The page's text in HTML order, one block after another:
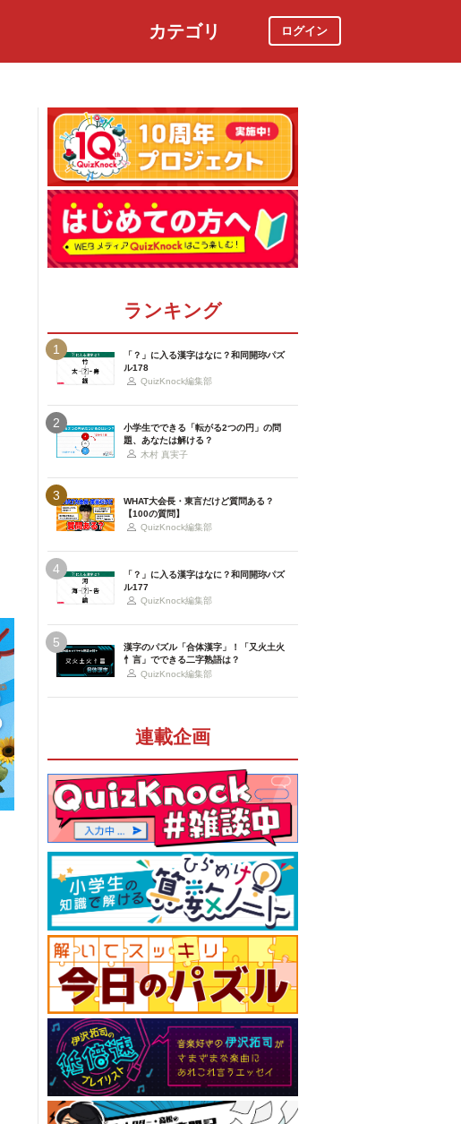
カテゴリ ログイン
ランキング
1
「？」に入る漢字はなに？和同開珎パズ
ル178
QuizKnock編集部
2
小学生でできる「転がる2つの円」の問
題、あなたは解ける？
木村 真実子
3
WHAT大会長・東言だけど質問ある？
【100の質問】
QuizKnock編集部
4
「？」に入る漢字はなに？和同開珎パズ
ル177
QuizKnock編集部
5
漢字のパズル「合体漢字」！「又火土火
忄言」でできる二字熟語は？
QuizKnock編集部
連載企画